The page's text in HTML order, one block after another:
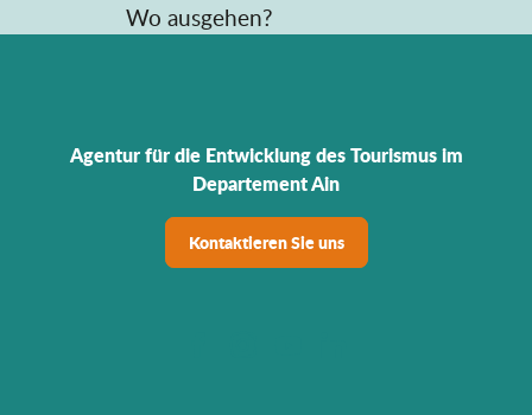
Wo ausgehen?
Agentur für die Entwicklung des Tourismus im
Departement Ain
Kontaktieren Sie uns